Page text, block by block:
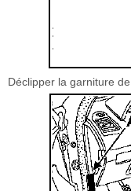
Déclipper la garniture